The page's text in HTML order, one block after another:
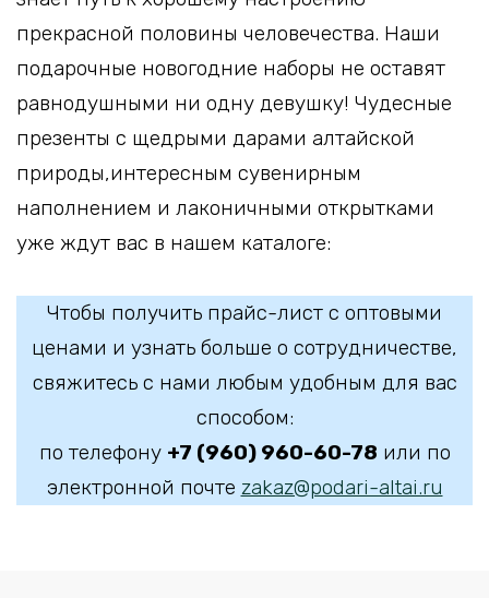
прекрасной половины человечества. Наши
подарочные новогодние наборы не оставят
равнодушными ни одну девушку! Чудесные
презенты с щедрыми дарами алтайской
природы,интересным сувенирным
наполнением и лаконичными открытками
уже ждут вас в нашем каталоге:
Чтобы получить прайс-лист с оптовыми
ценами и узнать больше о сотрудничестве,
свяжитесь с нами любым удобным для вас
способом:
по телефону +7 (960) 960-60-78 или по
электронной почте zakaz@podari-altai.ru